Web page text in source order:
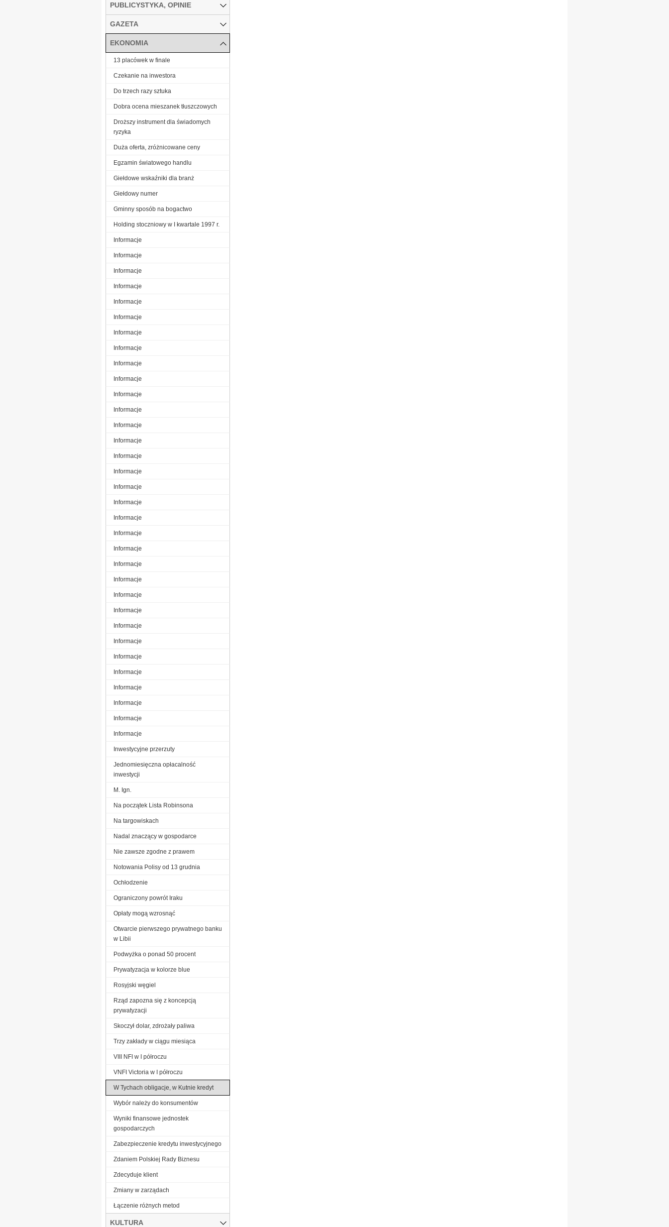
PUBLICYSTYKA, OPINIE
GAZETA
EKONOMIA
13 placówek w finale
Czekanie na inwestora
Do trzech razy sztuka
Dobra ocena mieszanek tłuszczowych
Droższy instrument dla świadomych
ryzyka
Duża oferta, zróżnicowane ceny
Egzamin światowego handlu
Giełdowe wskaźniki dla branż
Giełdowy numer
Gminny sposób na bogactwo
Holding stoczniowy w I kwartale 1997 r.
Informacje
Informacje
Informacje
Informacje
Informacje
Informacje
Informacje
Informacje
Informacje
Informacje
Informacje
Informacje
Informacje
Informacje
Informacje
Informacje
Informacje
Informacje
Informacje
Informacje
Informacje
Informacje
Informacje
Informacje
Informacje
Informacje
Informacje
Informacje
Informacje
Informacje
Informacje
Informacje
Informacje
Inwestycyjne przerzuty
Jednomiesięczna opłacalność
inwestycji
M. Ign.
Na początek Lista Robinsona
Na targowiskach
Nadal znaczący w gospodarce
Nie zawsze zgodne z prawem
Notowania Polisy od 13 grudnia
Ochłodzenie
Ograniczony powrót Iraku
Opłaty mogą wzrosnąć
Otwarcie pierwszego prywatnego banku
w Libii
Podwyżka o ponad 50 procent
Prywatyzacja w kolorze blue
Rosyjski węgiel
Rząd zapozna się z koncepcją
prywatyzacji
Skoczył dolar, zdrożały paliwa
Trzy zakłady w ciągu miesiąca
VIII NFI w I półroczu
VNFI Victoria w I półroczu
W Tychach obligacje, w Kutnie kredyt
Wybór należy do konsumentów
Wyniki finansowe jednostek
gospodarczych
Zabezpieczenie kredytu inwestycyjnego
Zdaniem Polskiej Rady Biznesu
Zdecyduje klient
Zmiany w zarządach
Łączenie różnych metod
KULTURA